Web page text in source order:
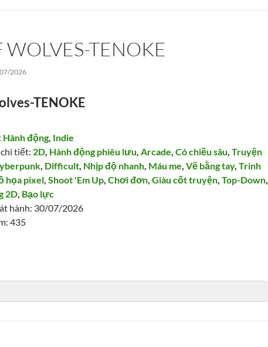
WOLVES-TENOKE
2026
TENOKE
Hành động, Indie
tiết: 2D, Hành động phiêu lưu,Arcade,Có chiều sâu,Truyện
, Difficult, Nhịp độ nhanh, Máu me,Vẽ bằng tay,Trinh
họa pixel,Shoot 'Em Up,Chơi đơn,Giàu cốt truyện,Top-Down,
2D, Bạo lực
hành: 30/07/2026
435